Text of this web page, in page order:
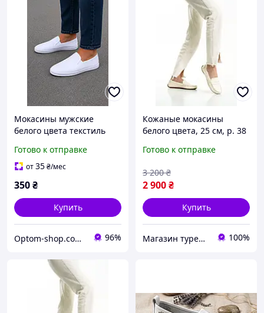
Мокасины мужские
белого цвета текстиль
Готово к отправке
от35₴/мес
350₴
Купить
Optom-shop.com.ua - Оптовый интернет-магазин: Одежда и обувь оптом, нижнее белье недорого 96%
Кожаные мокасины
белого цвета, 25 см, р. 38
Готово к отправке
2 900₴
3 200 ₴
Купить
Магазин турецких товаров "ЭМИНЕ" 100%